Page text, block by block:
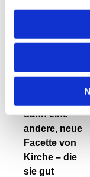
zu reden, der
dann eine
andere, neue
Facette von
Kirche – die
sie gut